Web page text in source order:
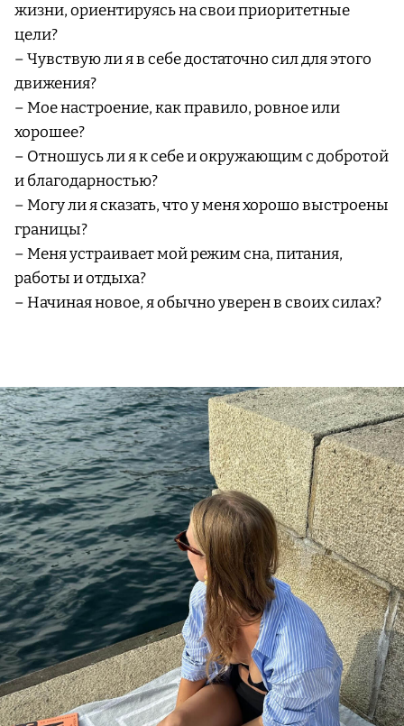
жизни, ориентируясь на свои приоритетные
цели?
– Чувствую ли я в себе достаточно сил для этого
движения?
– Мое настроение, как правило, ровное или
хорошее?
– Отношусь ли я к себе и окружающим с добротой
и благодарностью?
– Могу ли я сказать, что у меня хорошо выстроены
границы?
– Меня устраивает мой режим сна, питания,
работы и отдыха?
– Начиная новое, я обычно уверен в своих силах?